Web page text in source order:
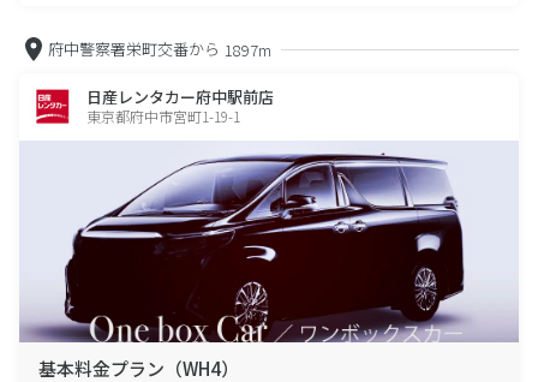
府中警察署栄町交番から 1897m
日産レンタカー府中駅前店
東京都府中市宮町1-19-1
基本料金プラン（WH4）